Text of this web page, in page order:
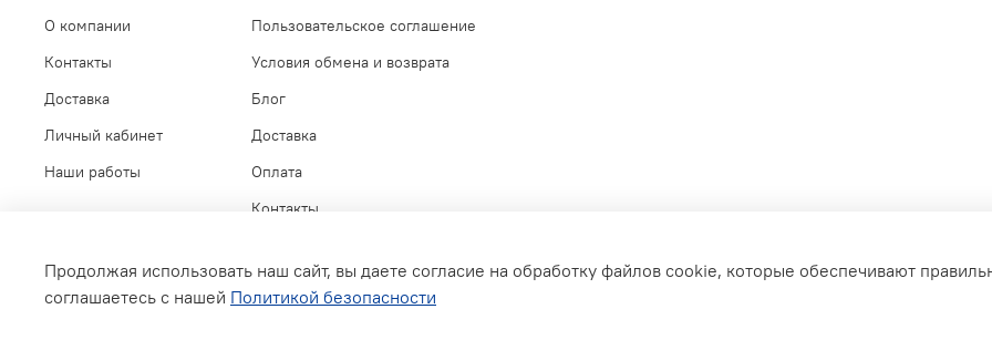
О компании
Контакты
Доставка
Личный кабинет
Наши работы
Пользовательское соглашение
Условия обмена и возврата
Блог
Доставка
Оплата
Контакты
ВСЕ ДЛЯ МЕБЕЛИ
Продолжая использовать наш сайт, вы даете согласие на обработку файлов cookie, которые обеспечивают
соглашаетесь с нашей Политикой безопасности